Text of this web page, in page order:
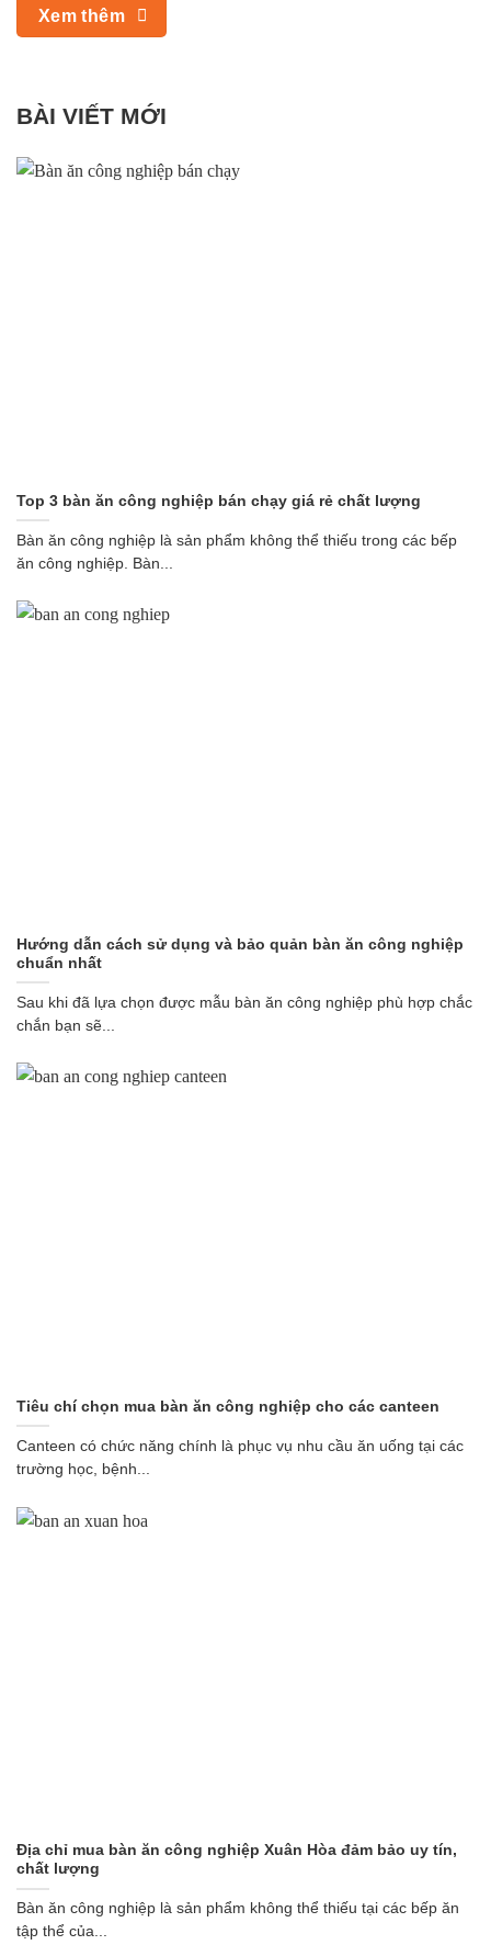
Xem thêm
BÀI VIẾT MỚI
Top 3 bàn ăn công nghiệp bán chạy giá rẻ chất lượng
Bàn ăn công nghiệp là sản phẩm không thể thiếu trong các bếp
ăn công nghiệp. Bàn...
Hướng dẫn cách sử dụng và bảo quản bàn ăn công nghiệp
chuẩn nhất
Sau khi đã lựa chọn được mẫu bàn ăn công nghiệp phù hợp chắc
chắn bạn sẽ...
Tiêu chí chọn mua bàn ăn công nghiệp cho các canteen
Canteen có chức năng chính là phục vụ nhu cầu ăn uống tại các
trường học, bệnh...
Địa chỉ mua bàn ăn công nghiệp Xuân Hòa đảm bảo uy tín,
chất lượng
Bàn ăn công nghiệp là sản phẩm không thể thiếu tại các bếp ăn
tập thể của...